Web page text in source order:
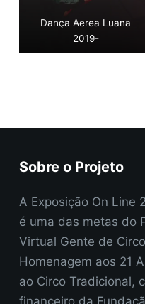
Dança Aerea Luana
2019-
Sobre o Projeto
A Exposição On Line
é uma das metas do
Virtual Gente de
Homenagem aos 21
ao Circo Tradicional,
financeiro da